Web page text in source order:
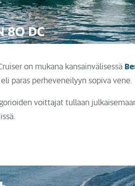
on mukana kansainvälisessä
paras perheveneilyyn sopiva vene.
voittajat tullaan